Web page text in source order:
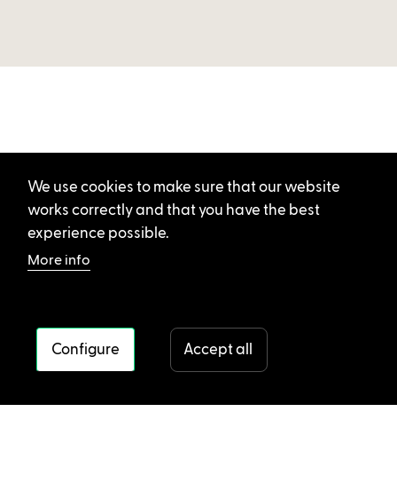
We use cookies to make sure that our website
works correctly and that you have the best
experience possible.
More info
Configure Accept all